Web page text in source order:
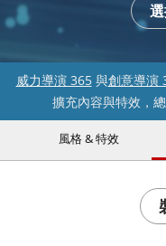
威力導演 365與創意導演
擴充內容與特效，
風格 & 特效